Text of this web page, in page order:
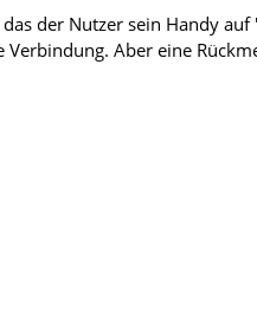
das der Nutzer sein Handy
Verbindung. Aber eine